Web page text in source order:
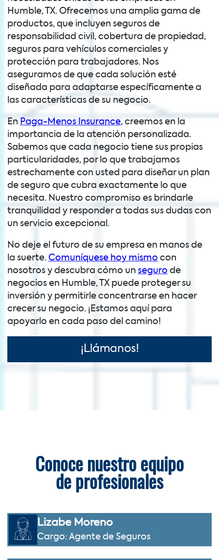
Humble, TX. Ofrecemos una amplia gama de
productos, que incluyen seguros de
responsabilidad civil, cobertura de propiedad,
seguros para vehículos comerciales y
protección para trabajadores. Nos
aseguramos de que cada solución esté
diseñada para adaptarse específicamente a
las características de su negocio.
En Paga-Menos Insurance, creemos en la
importancia de la atención personalizada.
Sabemos que cada negocio tiene sus propias
particularidades, por lo que trabajamos
estrechamente con usted para diseñar un plan
de seguro que cubra exactamente lo que
necesita. Nuestro compromiso es brindarle
tranquilidad y responder a todas sus dudas con
un servicio excepcional.
No deje el futuro de su empresa en manos de
la suerte. Comuníquese hoy mismo con
nosotros y descubra cómo un seguro de
negocios en Humble, TX puede proteger su
inversión y permitirle concentrarse en hacer
crecer su negocio. ¡Estamos aquí para
apoyarlo en cada paso del camino!
¡Llámanos!
Conoce nuestro equipo
de profesionales
Lizabe Moreno
Cargo: Agente de Seguros